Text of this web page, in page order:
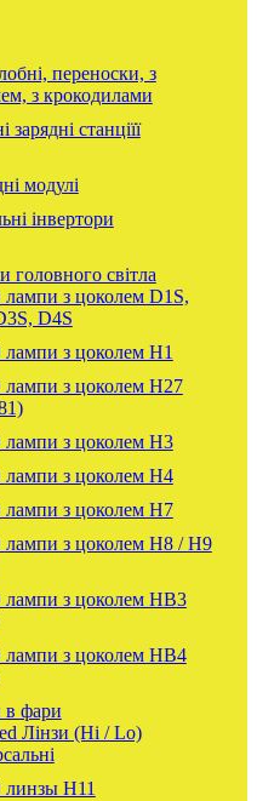
переноски, з
з крокодилами
зарядні станціїї
модулі
інвертори
головного світла
з цоколем D1S,
D4S
з цоколем H1
з цоколем H27
з цоколем H3
з цоколем H4
з цоколем H7
з цоколем H8 / H9
з цоколем HB3
з цоколем HB4
в фари
Лінзи (Hi / Lo)
H11